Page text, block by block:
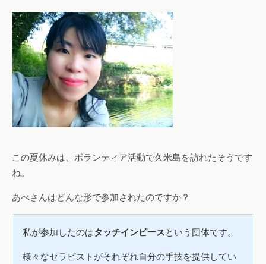
この夏休みは、ボランティア活動で久米島を訪れたそうです
ね。
あべさんはどんな形で参加されたのですか？
私が参加したのはタッチインピースという団体です。
様々なセラピストがそれぞれ自分の手技を提供してい